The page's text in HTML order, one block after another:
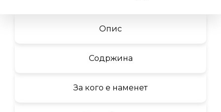
Опис
Содржина
За кого е наменет